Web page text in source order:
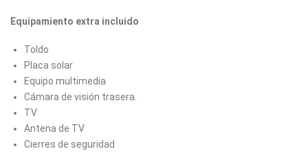
Equipamiento extra incluido
Toldo
Placa solar
Equipo multimedia
Cámara de visión trasera.
TV
Antena de TV
Cierres de seguridad